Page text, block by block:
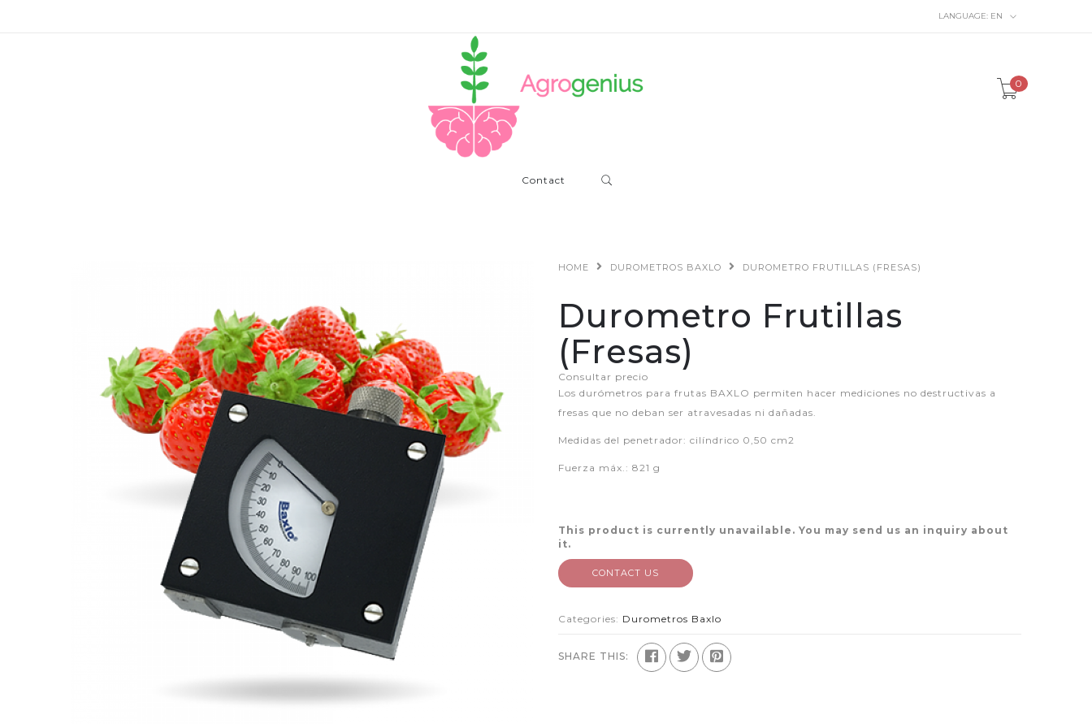
LANGUAGE: EN
0
Contact
HOME DUROMETROS BAXLO DUROMETRO FRUTILLAS (FRESAS)
Durometro Frutillas
(Fresas)
Consultar precio
Los durómetros para frutas BAXLO permiten hacer mediciones no destructivas a
fresas que no deban ser atravesadas ni dañadas.
Medidas del penetrador: cilíndrico 0,50 cm2
Fuerza máx.: 821 g
This product is currently unavailable. You may send us an inquiry about
it.
CONTACT US
Categories: Durometros Baxlo
SHARE THIS: